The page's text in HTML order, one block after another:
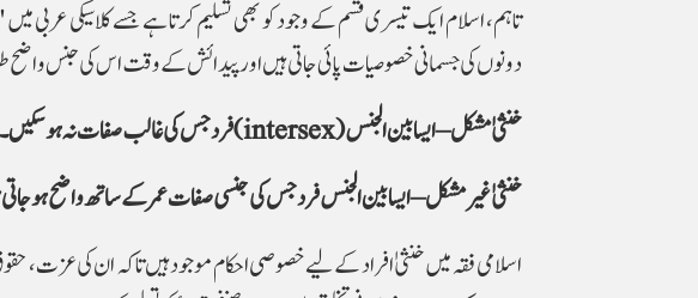
تاہم، اسلام ایک تیسری قسم کے وجود کو بھی تسلیم کرتا ہے جسے کلاسیکی
دونوں کی جسمانی خصوصیات پائی جاتی ہیں اور پیدائش کے وقت اس کی جنس واضح طور
خنثیٰ مشکل – ایسا بین الجنس (intersex) فرد جس کی غالب صفات نہ ہو سکیں۔
خنثیٰ غیر مشکل – ایسا بین الجنس فرد جس کی جنسی صفات عمر کے ساتھ واضح ہو
اسلامی فقہ میں خنثیٰ افراد کے لیے خصوصی احکام موجود ہیں تاکہ ان کی عزت،